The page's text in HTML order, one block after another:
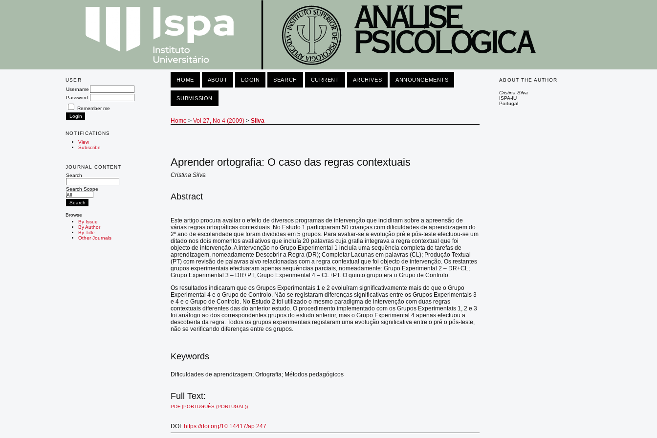
USER
Username
Password
Remember me
NOTIFICATIONS
View
Subscribe
JOURNAL CONTENT
Search
Search Scope
Browse
By Issue
By Author
By Title
Other Journals
ABOUT THE AUTHOR
Cristina Silva
ISPA-IU
Portugal
HOME ABOUT LOGIN SEARCH CURRENT ARCHIVES ANNOUNCEMENTS
SUBMISSION
Home >Vol 27, No 4 (2009) >Silva
Aprender ortografia: O caso das regras contextuais
Cristina Silva
Abstract
Este artigo procura avaliar o efeito de diversos programas de intervenção que incidiram sobre a apreensão de
várias regras ortográficas contextuais. No Estudo 1 participaram 50 crianças com dificuldades de aprendizagem do
2º ano de escolaridade que foram divididas em 5 grupos. Para avaliar-se a evolução pré e pós-teste efectuou-se um
ditado nos dois momentos avaliativos que incluía 20 palavras cuja grafia integrava a regra contextual que foi
objecto de intervenção. A intervenção no Grupo Experimental 1 incluía uma sequência completa de tarefas de
aprendizagem, nomeadamente Descobrir a Regra (DR); Completar Lacunas em palavras (CL); Produção Textual
(PT) com revisão de palavras alvo relacionadas com a regra contextual que foi objecto de intervenção. Os restantes
grupos experimentais efectuaram apenas sequências parciais, nomeadamente: Grupo Experimental 2 – DR+CL;
Grupo Experimental 3 – DR+PT; Grupo Experimental 4 – CL+PT. O quinto grupo era o Grupo de Controlo.
Os resultados indicaram que os Grupos Experimentais 1 e 2 evoluíram significativamente mais do que o Grupo
Experimental 4 e o Grupo de Controlo. Não se registaram diferenças significativas entre os Grupos Experimentais 3
e 4 e o Grupo de Controlo. No Estudo 2 foi utilizado o mesmo paradigma de intervenção com duas regras
contextuais diferentes das do anterior estudo. O procedimento implementado com os Grupos Experimentais 1, 2 e 3
foi análogo ao dos correspondentes grupos do estudo anterior, mas o Grupo Experimental 4 apenas efectuou a
descoberta da regra. Todos os grupos experimentais registaram uma evolução significativa entre o pré o pós-teste,
não se verificando diferenças entre os grupos.
Keywords
Dificuldades de aprendizagem; Ortografia; Métodos pedagógicos
Full Text:
PDF (PORTUGUÊS (PORTUGAL))
DOI:https://doi.org/10.14417/ap.247